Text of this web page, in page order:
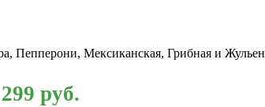
Пепперони, Мексиканская, Грибная и Жульен
руб.